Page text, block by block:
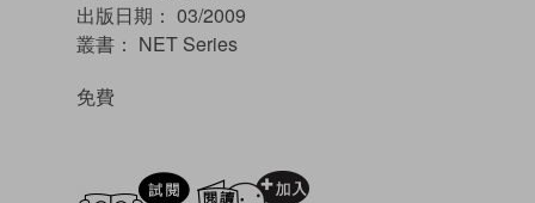
出版日期： 03/2009
叢書： NET Series
免費
試閲